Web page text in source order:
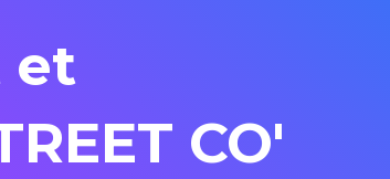
et
CO'